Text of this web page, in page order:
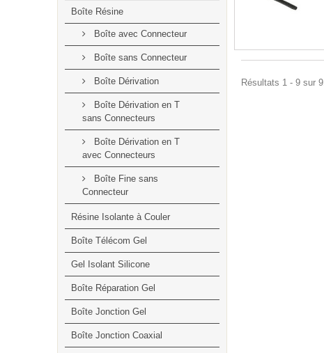
Boîte Résine
Boîte avec Connecteur
Boîte sans Connecteur
Boîte Dérivation
Boîte Dérivation en T
sans Connecteurs
Boîte Dérivation en T
avec Connecteurs
Boîte Fine sans
Connecteur
Résine Isolante à Couler
Boîte Télécom Gel
Gel Isolant Silicone
Boîte Réparation Gel
Boîte Jonction Gel
Boîte Jonction Coaxial
Résultats 1 - 9 sur 9.